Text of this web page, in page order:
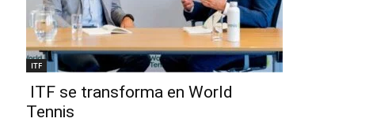
ITF
ITF se transforma en World
Tennis